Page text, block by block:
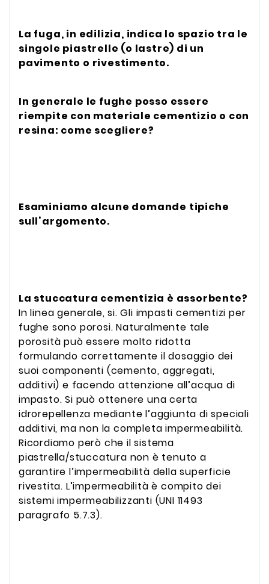
La fuga, in edilizia, indica lo spazio tra le
singole piastrelle (o lastre) di un
pavimento o rivestimento.
In generale le fughe posso essere
riempite con materiale cementizio o con
resina: come scegliere?
Esaminiamo alcune domande tipiche
sull’argomento.
La stuccatura cementizia è assorbente?
In linea generale, si. Gli impasti cementizi per
fughe sono porosi. Naturalmente tale
porosità può essere molto ridotta
formulando correttamente il dosaggio dei
suoi componenti (cemento, aggregati,
additivi) e facendo attenzione all’acqua di
impasto. Si può ottenere una certa
idrorepellenza mediante l’aggiunta di speciali
additivi, ma non la completa impermeabilità.
Ricordiamo però che il sistema
piastrella/stuccatura non è tenuto a
garantire l’impermeabilità della superficie
rivestita. L’impermeabilità è compito dei
sistemi impermeabilizzanti (UNI 11493
paragrafo 5.7.3).